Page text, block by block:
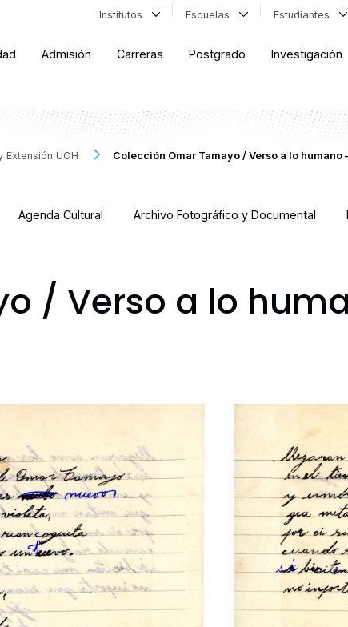
Institutos Escuelas Estudiantes
Admisión Carreras Postgrado Investigación
UOH Colección Omar Tamayo / Verso a lo humano
Agenda Cultural Archivo Fotográfico y Documental
/ Verso a lo